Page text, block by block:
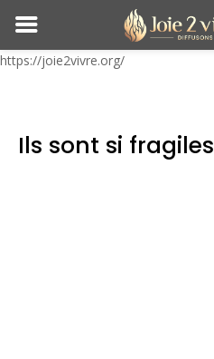
https://joie2vivre.org/
Ils sont si fragiles